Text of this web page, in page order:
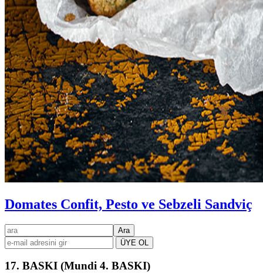
Domates Confit, Pesto ve Sebzeli Sandviç
Birincil
kenar
çubuğu
ara
17. BASKI (Mundi 4. BASKI)